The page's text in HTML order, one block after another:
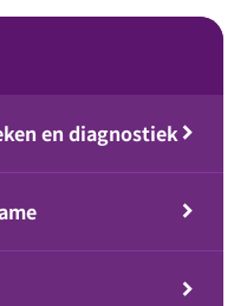
en diagnostiek